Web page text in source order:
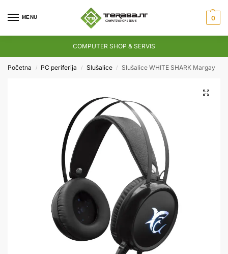
MENU 0
COMPUTER SHOP & SERVIS
Početna / PC periferija / Slušalice / Slušalice WHITE SHARK Margay